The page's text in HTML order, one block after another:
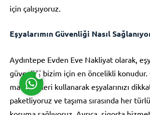
için çalışıyoruz.
Eşyalarımın Güvenliği Nasıl
Aydıntepe Evden Eve Nakliyat olarak,
güvenliği bizim için en öncelikli konudur.
malzemeleri kullanarak eşyalarınızı
paketliyoruz ve taşıma sırasında her
1